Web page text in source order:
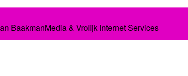
BaakmanMedia& Vrolijk Internet Services